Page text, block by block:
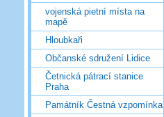
vojenská pietní místa na
mapě
Hloubkaři
Občanské sdružení Lidice
Četnická pátrací stanice
Praha
Památník Čestná vzpomínka